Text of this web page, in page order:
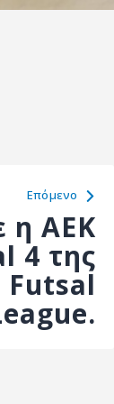
Eπόμενο
η ΑΕΚ
4 της